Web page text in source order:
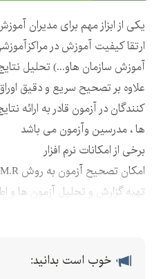
یکی از ابزاز مهم برای مدیران
ارتقا کیفیت آموزش در
آموزش سازمان هاو...) تحلیل نتایج
علاوه بر تصحیح سریع و دقیق
کنندگان در آزمون قادر به ارائه
ها ، مدرسین وآزمون می باشد
برخی از امکانات نرم افزار
امکان تصحیح آزمون به روش So.M.R یا استفاده از دستگاهo.M.R
تهیه گزارش و تحلیل آزمون ها و
یا سوال خوب است بدانید: